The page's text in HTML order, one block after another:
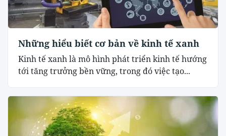
Những hiểu biết cơ bản về kinh tế xanh
Kinh tế xanh là mô hình phát triển kinh tế hướng
tới tăng trưởng bền vững, trong đó việc tạo...